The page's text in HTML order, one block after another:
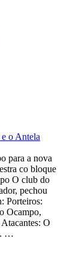
o Antela
para a nova
co bloque
O club do
pechou
Porteiros:
Ocampo,
O
…